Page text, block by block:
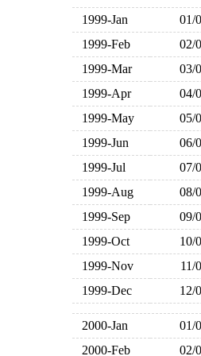
1999-Jan 01/
1999-Feb
02/
1999-Mar
03/
1999-Apr
04/
1999-May
05/
1999-Jun
06/
1999-Jul
07/
1999-Aug
08/
1999-Sep
09/
1999-Oct
10/
1999-Nov
11/
1999-Dec
12/
2000-Jan 01/
2000-Feb
02/